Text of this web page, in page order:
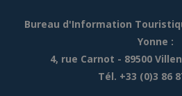
Bureau d'Information
Yonne :
4, rue Carnot - 89500
Tél. +33 (0)3 86